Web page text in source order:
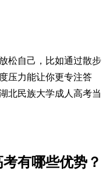
松自己，比如通过散步
压力能让你更专注答
北民族大学成人高考当
有哪些优势？